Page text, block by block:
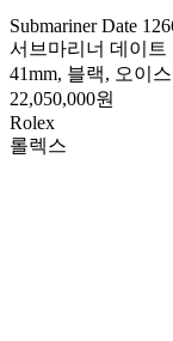
Submariner Date
서브마리너 데이트
41mm, 블랙, 오이스
22,050,000원
Rolex
롤렉스